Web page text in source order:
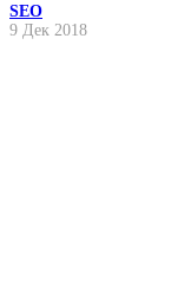
SEO
9 Дек 2018